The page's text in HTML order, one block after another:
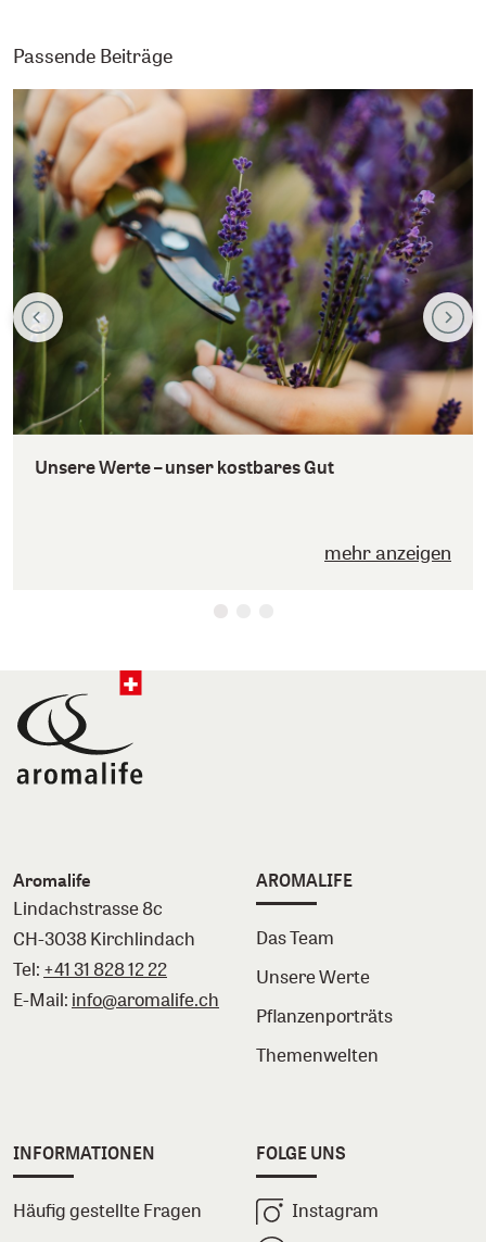
Passende Beiträge
Unsere Werte – unser kostbares Gut
mehr anzeigen
Aromalife
Lindachstrasse 8c
CH-3038 Kirchlindach
Tel: +41 31 828 12 22
E-Mail: info@aromalife.ch
AROMALIFE
Das Team
Unsere Werte
Pflanzenporträts
Themenwelten
INFORMATIONEN
Häufig gestellte Fragen
FOLGE UNS
Instagram